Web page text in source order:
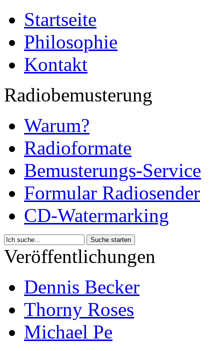
Startseite
Philosophie
Kontakt
Radiobemusterung
Warum?
Radioformate
Bemusterungs-Service
Formular Radiosender
CD-Watermarking
Veröffentlichungen
Dennis Becker
Thorny Roses
Michael Pe